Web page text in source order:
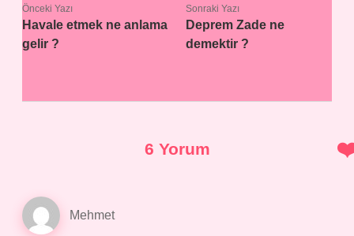
Önceki Yazı
Havale etmek ne anlama
gelir ?
Sonraki Yazı
Deprem Zade ne
demektir ?
6 Yorum
Mehmet